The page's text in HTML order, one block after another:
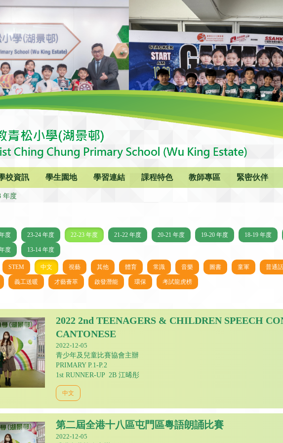
校資訊 學生園地 學習連結 課程特色 教師專區 緊密伙伴
年度
度 23-24 年度 22-23 年度 21-22 年度 20-21 年度 19-20 年度 18-19 年度
度 13-14 年度
STEM 中文 視藝 其他 體育 常識 音樂 圖書 童軍 普通話
義工送暖 才藝薈萃 啟發潛能 環保 考試龍虎榜
2022 2nd TEENAGERS & CHILDREN SPEECH
CANTONESE
2022-12-05
青少年及兒童比賽協會主辦
PRIMARY P.1-P.2
1st RUNNER-UP 2B 江晞彤
中文
第二屆全港十八區屯門區粵語朗誦比賽
2022-12-05